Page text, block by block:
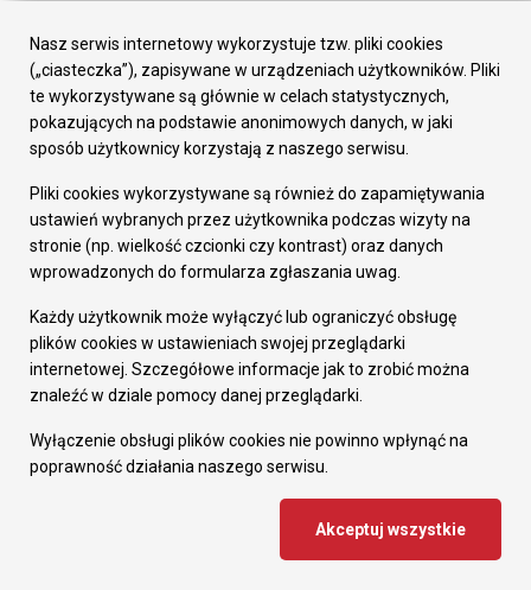
Pożar substancji chemicznych w Siemianowicach
Śląskich
Alert Rządowego Centrum Bezpieczeństwa dla
Rudy Śląskiej.
2024-05-09
Nabór kandydatów na członków Komitetu Rewitalizacji
Od 10 do 31 maja trwać będzie nabór
Nasz serwis internetowy wykorzystuje tzw. pliki cookies
(„ciasteczka”), zapisywane w urządzeniach użytkowników. Pliki
te wykorzystywane są głównie w celach statystycznych,
pokazujących na podstawie anonimowych danych, w jaki
sposób użytkownicy korzystają z naszego serwisu.
Pliki cookies wykorzystywane są również do zapamiętywania
ustawień wybranych przez użytkownika podczas wizyty na
stronie (np. wielkość czcionki czy kontrast) oraz danych
wprowadzonych do formularza zgłaszania uwag.
Każdy użytkownik może wyłączyć lub ograniczyć obsługę
plików cookies w ustawieniach swojej przeglądarki
internetowej. Szczegółowe informacje jak to zrobić można
znaleźć w dziale pomocy danej przeglądarki.
Wyłączenie obsługi plików cookies nie powinno wpłynąć na
poprawność działania naszego serwisu.
Akceptuj wszystkie